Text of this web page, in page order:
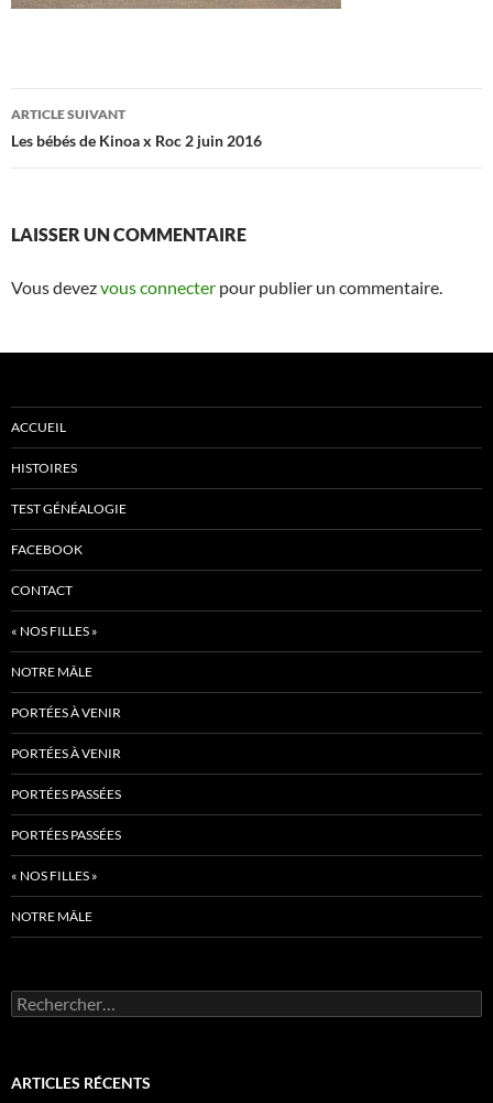
Navigation
des
ARTICLE SUIVANT
Les bébés de Kinoa x Roc 2 juin 2016
LAISSER UN COMMENTAIRE
Vous devezvous connecter pour publier un commentaire.
ACCUEIL
HISTOIRES
TEST GÉNÉALOGIE
FACEBOOK
CONTACT
« NOS FILLES »
NOTRE MÂLE
PORTÉES À VENIR
PORTÉES À VENIR
PORTÉES PASSÉES
PORTÉES PASSÉES
« NOS FILLES »
NOTRE MÂLE
Rechercher :
ARTICLES RÉCENTS